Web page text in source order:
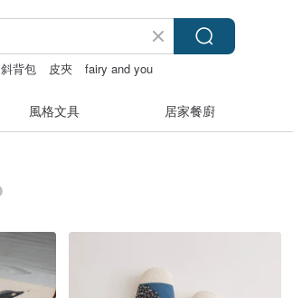
斜背包 皮夾 fairy and you
風格文具 居家餐廚